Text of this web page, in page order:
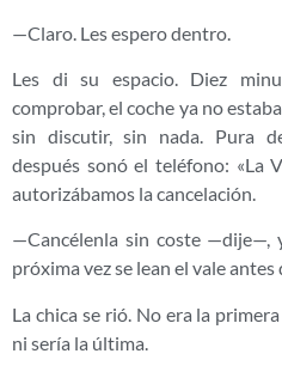
—Claro. Les espero dentro.
Les di su espacio. Diez
comprobar, el coche ya no
sin discutir, sin nada. Pura
después sonó el teléfono: «La
autorizábamos la cancelación.
—Cancélenla sin coste —dije—,
próxima vez se lean el vale
La chica se rió. No era la
ni sería la última.